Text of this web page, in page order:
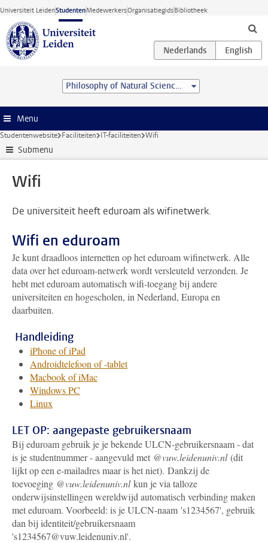
Ga direct naar de inhoud
Universiteit LeidenStudentenMedewerkersOrganisatiegidsBibliotheek
Philosophy of Natural Sciences (MA)
Menu
Studentenwebsite Faciliteiten IT-faciliteiten Wifi
Submenu
Wifi
De universiteit heeft eduroam als wifinetwerk.
Wifi en eduroam
Je kunt draadloos internetten op het eduroam wifinetwerk. Alle
data over het eduroam-netwerk wordt versleuteld verzonden. Je
hebt met eduroam automatisch wifi-toegang bij andere
universiteiten en hogescholen, in Nederland, Europa en
daarbuiten.
Handleiding
iPhone of iPad
Androidtelefoon of -tablet
Macbook of iMac
Windows PC
Linux
LET OP: aangepaste gebruikersnaam
Bij eduroam gebruik je je bekende ULCN-gebruikersnaam - dat
is je studentnummer - aangevuld met @vuw.leidenuniv.nl(dit
lijkt op een e-mailadres maar is het niet). Dankzij de
toevoeging @vuw.leidenuniv.nlkun je via talloze
onderwijsinstellingen wereldwijd automatisch verbinding maken
met eduroam. Voorbeeld: is je ULCN-naam 's1234567', gebruik
dan bij identiteit/gebruikersnaam
's1234567@vuw.leidenuniv.nl'.